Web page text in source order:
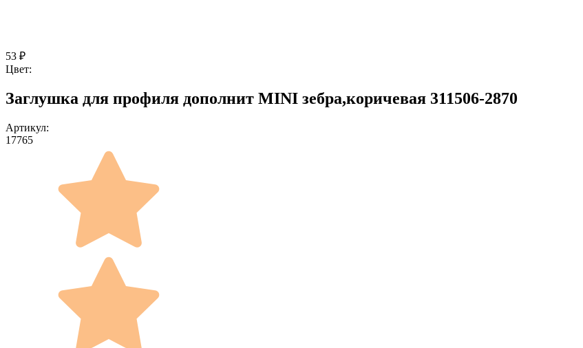
53 ₽
Цвет:
Заглушка для профиля дополнит MINI зебра,коричевая 311506-2870
Артикул:
17765